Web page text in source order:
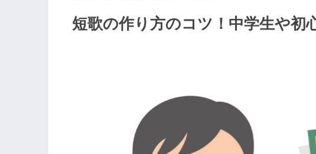
短歌の作り方のコツ！中学生や初